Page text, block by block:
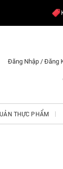
Đăng Nhập / Đăng
THỰC PHẨM